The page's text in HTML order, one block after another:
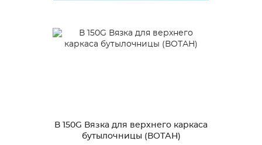
В 150G Вязка для верхнего каркаса
бутылочницы (ВОТАН)